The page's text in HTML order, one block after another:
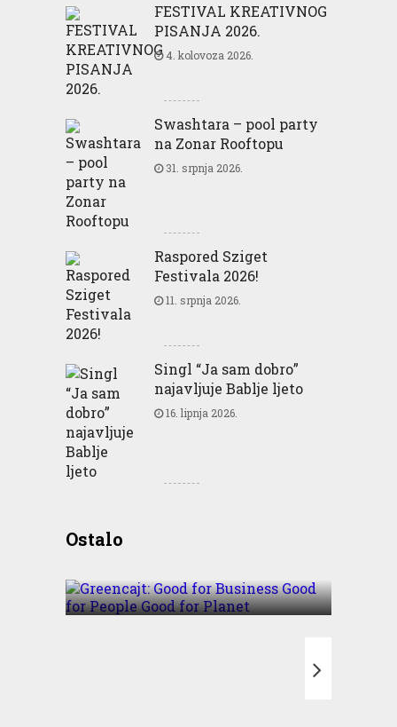
FESTIVAL KREATIVNOG
PISANJA 2026.
4. kolovoza 2026.
Swashtara – pool party
na Zonar Rooftopu
31. srpnja 2026.
Raspored Sziget
Festivala 2026!
11. srpnja 2026.
Singl “Ja sam dobro”
najavljuje Bablje ljeto
16. lipnja 2026.
OstaloBusiness Good for People